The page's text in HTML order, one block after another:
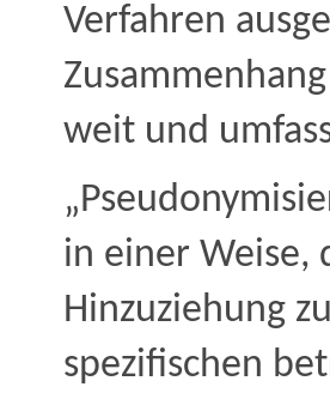
Verfahren
weit und
in einer Weise,
Hinzuziehung
spezifischen